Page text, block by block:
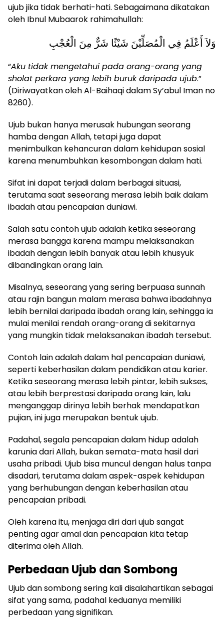
ujub jika tidak berhati-hati. Sebagaimana dikatakan
oleh Ibnul Mubaarok rahimahullah:
وَلاَ أَعْلَمُ فِي الْمُصَلِّيْنَ شَيْئًا شَرٌّ مِنَ الْعُجْبِ
“Aku tidak mengetahui pada orang-orang yang
sholat perkara yang lebih buruk daripada ujub.”
(Diriwayatkan oleh Al-Baihaqi dalam Sy’abul Iman no
8260).
Ujub bukan hanya merusak hubungan seorang
hamba dengan Allah, tetapi juga dapat
menimbulkan kehancuran dalam kehidupan sosial
karena menumbuhkan kesombongan dalam hati.
Sifat ini dapat terjadi dalam berbagai situasi,
terutama saat seseorang merasa lebih baik dalam
ibadah atau pencapaian duniawi.
Salah satu contoh ujub adalah ketika seseorang
merasa bangga karena mampu melaksanakan
ibadah dengan lebih banyak atau lebih khusyuk
dibandingkan orang lain.
Misalnya, seseorang yang sering berpuasa sunnah
atau rajin bangun malam merasa bahwa ibadahnya
lebih bernilai daripada ibadah orang lain, sehingga ia
mulai menilai rendah orang-orang di sekitarnya
yang mungkin tidak melaksanakan ibadah tersebut.
Contoh lain adalah dalam hal pencapaian duniawi,
seperti keberhasilan dalam pendidikan atau karier.
Ketika seseorang merasa lebih pintar, lebih sukses,
atau lebih berprestasi daripada orang lain, lalu
menganggap dirinya lebih berhak mendapatkan
pujian, ini juga merupakan bentuk ujub.
Padahal, segala pencapaian dalam hidup adalah
karunia dari Allah, bukan semata-mata hasil dari
usaha pribadi. Ujub bisa muncul dengan halus tanpa
disadari, terutama dalam aspek-aspek kehidupan
yang berhubungan dengan keberhasilan atau
pencapaian pribadi.
Oleh karena itu, menjaga diri dari ujub sangat
penting agar amal dan pencapaian kita tetap
diterima oleh Allah.
Perbedaan Ujub dan Sombong
Ujub dan sombong sering kali disalahartikan sebagai
sifat yang sama, padahal keduanya memiliki
perbedaan yang signifikan.